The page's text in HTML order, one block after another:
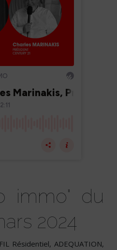
immo" du
2024
Résidentiel, ADEQUATION,